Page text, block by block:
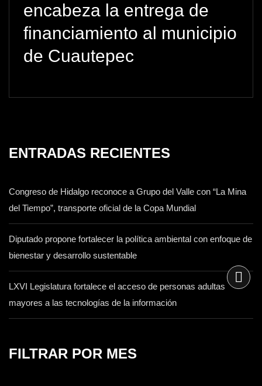
encabeza la entrega de
financiamiento al municipio
de Cuautepec
ENTRADAS RECIENTES
Congreso de Hidalgo reconoce a Grupo del Valle con “La Mina
del Tiempo”, transporte oficial de la Copa Mundial
Diputado propone fortalecer la política ambiental con enfoque de
bienestar y desarrollo sustentable
LXVI Legislatura fortalece el acceso de personas adultas
mayores a las tecnologías de la información
FILTRAR POR MES